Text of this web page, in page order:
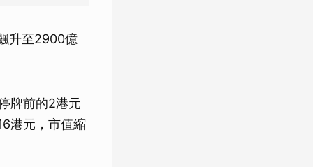
升至2900億
牌前的2港元
港元，市值縮